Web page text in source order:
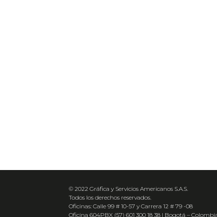
© 2022 Gráfica y Servicios Americanos S.A.S.
Todos los derechos reservados.
Oficinas: Calle 99 # 10-57 y Carrera 12 # 79 -08
Oficina 604PBX (57) 601 300 18 38 | Bogotá –